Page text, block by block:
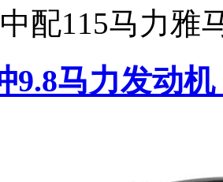
配115马力雅
9.8马力发动